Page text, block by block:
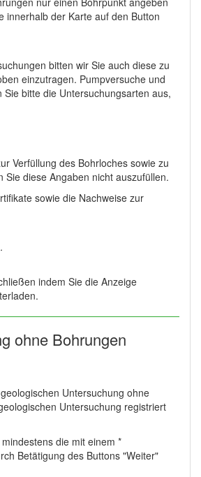
innerhalb der Karte auf den Button
bitten wir Sie auch diese zu
einzutragen. Pumpversuche und
bitte die Untersuchungsarten aus,
Verfüllung des Bohrloches sowie zu
diese Angaben nicht auszufüllen.
sowie die Nachweise zur
indem Sie die Anzeige
ohne Bohrungen
Untersuchung ohne
Untersuchung registriert
die mit einem *
Betätigung des Buttons "Weiter"